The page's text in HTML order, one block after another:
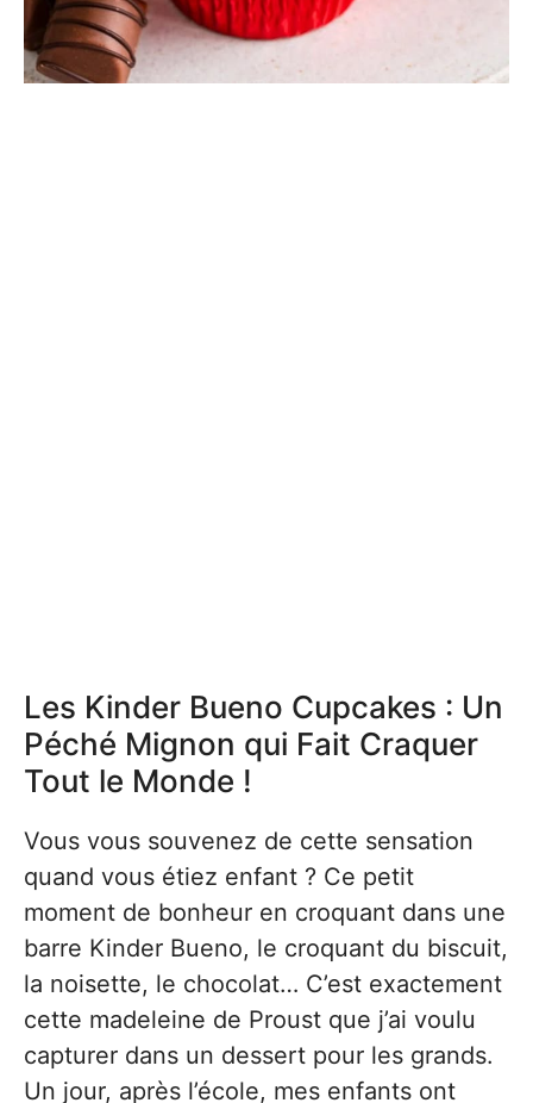
Les Kinder Bueno Cupcakes : Un
Péché Mignon qui Fait Craquer
Tout le Monde !
Vous vous souvenez de cette sensation
quand vous étiez enfant ? Ce petit
moment de bonheur en croquant dans une
barre Kinder Bueno, le croquant du biscuit,
la noisette, le chocolat… C’est exactement
cette madeleine de Proust que j’ai voulu
capturer dans un dessert pour les grands.
Un jour, après l’école, mes enfants ont